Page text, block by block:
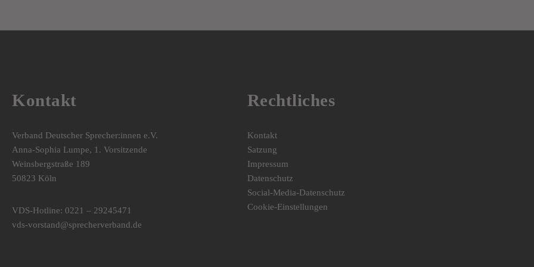
Kontakt
Verband Deutscher Sprecher:innen e.V.
Anna-Sophia Lumpe, 1. Vorsitzende
Weinsbergstraße 189
50823 Köln
VDS-Hotline: 0221 – 29245471
vds-vorstand@sprecherverband.de
Rechtliches
Kontakt
Satzung
Impressum
Datenschutz
Social-Media-Datenschutz
Cookie-Einstellungen